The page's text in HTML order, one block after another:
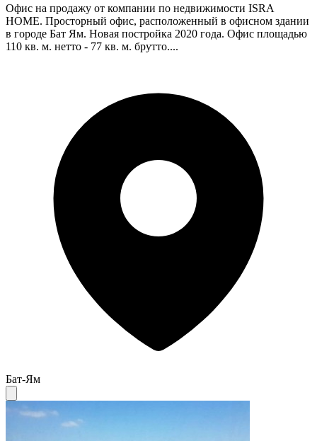
Офис на продажу от компании по недвижимости ISRA
HOME. Просторный офис, расположенный в офисном здании
в городе Бат Ям. Новая постройка 2020 года. Офис площадью
110 кв. м. нетто - 77 кв. м. брутто....
Бат-Ям